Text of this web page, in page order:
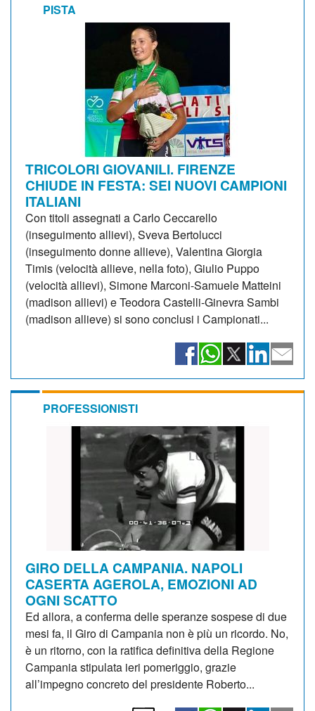
PISTA
TRICOLORI GIOVANILI. FIRENZE
CHIUDE IN FESTA: SEI NUOVI CAMPIONI
ITALIANI
Con titoli assegnati a Carlo Ceccarello
(inseguimento allievi), Sveva Bertolucci
(inseguimento donne allieve), Valentina Giorgia
Timis (velocità allieve, nella foto), Giulio Puppo
(velocità allievi), Simone Marconi-Samuele Matteini
(madison allievi) e Teodora Castelli-Ginevra Sambi
(madison allieve) si sono conclusi i Campionati...
PROFESSIONISTI
GIRO DELLA CAMPANIA. NAPOLI
CASERTA AGEROLA, EMOZIONI AD
OGNI SCATTO
Ed allora, a conferma delle speranze sospese di due
mesi fa, il Giro di Campania non è più un ricordo. No,
è un ritorno, con la ratifica definitiva della Regione
Campania stipulata ieri pomeriggio, grazie
all’impegno concreto del presidente Roberto...